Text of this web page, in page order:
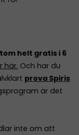
helt gratis i 6
här. Och har du
prova Spiris
är det
inte om att